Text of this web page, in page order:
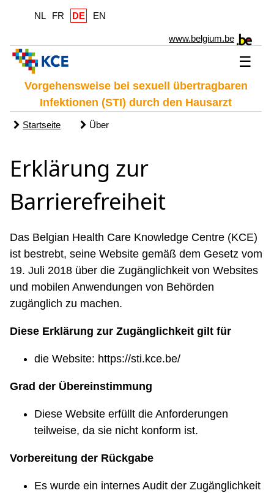
NL FR DE EN
www.belgium.be
☰
Vorgehensweise bei sexuell übertragbaren
Infektionen (STI) durch den Hausarzt
Startseite Über
Erklärung zur
Barrierefreiheit
Das Belgian Health Care Knowledge Centre (KCE)
ist bestrebt, seine Website gemäß dem Gesetz vom
19. Juli 2018 über die Zugänglichkeit von Websites
und mobilen Anwendungen von Behörden
zugänglich zu machen.
Diese Erklärung zur Zugänglichkeit gilt für
die Website: https://sti.kce.be/
Grad der Übereinstimmung
Diese Website erfüllt die Anforderungen
teilweise, da sie nicht konform ist.
Vorbereitung der Rückgabe
Es wurde ein internes Audit der Zugänglichkeit